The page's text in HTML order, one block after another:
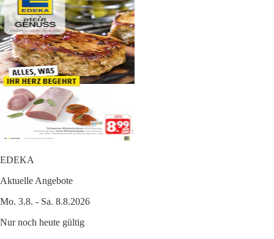
EDEKA
Aktuelle Angebote
Mo. 3.8. - Sa. 8.8.2026
Nur noch heute gültig